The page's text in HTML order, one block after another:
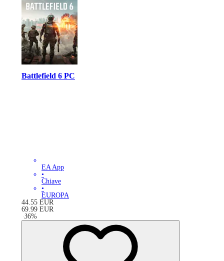
Battlefield 6 PC
EA App
•
Chiave
•
EUROPA
44.55 EUR
69.99 EUR
-36%